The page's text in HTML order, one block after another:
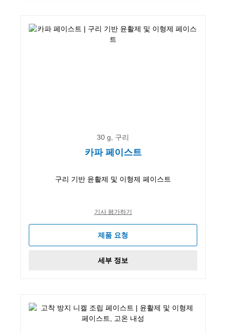
30 g, 구리
카파 페이스트
구리 기반 윤활제 및 이형제 페이스트
기사 평가하기
제품 요청
세부 정보